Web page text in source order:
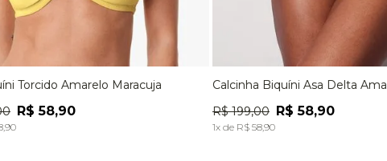
M G
ADICIONAR À SACOLA
Torcido Amarelo Maracuja
R$ 58,90
,90
G
M
P
ADICIONAR À
Calcinha Biquíni Asa Delta
R$ 199,00 R$ 58,90
1x de R$ 58,90